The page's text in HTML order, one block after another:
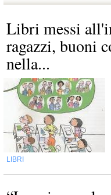
Libri messi
ragazzi, buoni
nella...
LIBRI